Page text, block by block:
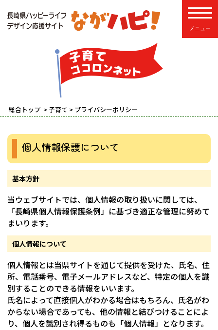
総合トップ >子育て > プライバシーポリシー
個人情報保護について
基本方針
当ウェブサイトでは、個人情報の取り扱いに関しては、
「長崎県個人情報保護条例」に基づき適正な管理に努めて
まいります。
個人情報について
個人情報とは当県サイトを通じて提供を受けた、氏名、住
所、電話番号、電子メールアドレスなど、特定の個人を識
別することのできる情報をいいます。
氏名によって直接個人がわかる場合はもちろん、氏名がわ
からない場合であっても、他の情報と結びつけることによ
り、個人を識別され得るものも「個人情報」となります。